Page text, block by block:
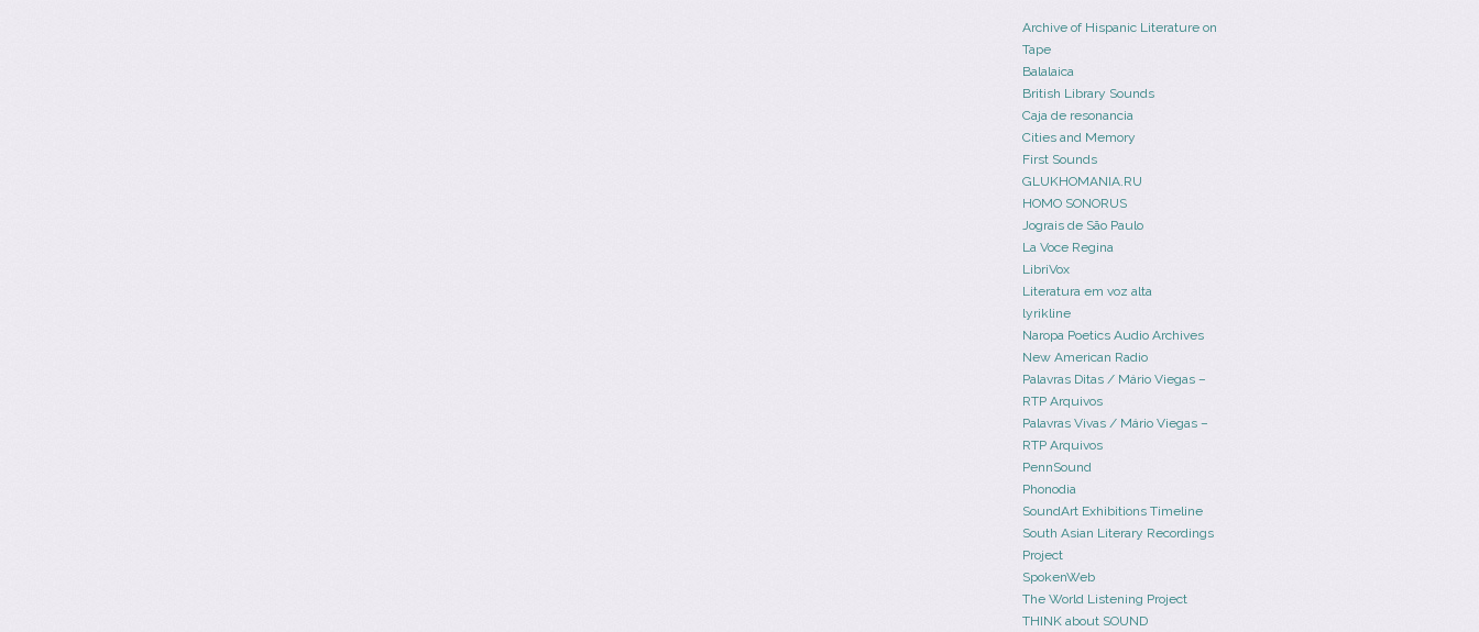
Archive of Hispanic Literature on
Tape
Balalaica
British Library Sounds
Caja de resonancia
Cities and Memory
First Sounds
GLUKHOMANIA.RU
HOMO SONORUS
Jograis de São Paulo
La Voce Regina
LibriVox
Literatura em voz alta
lyrikline
Naropa Poetics Audio Archives
New American Radio
Palavras Ditas / Mário Viegas –
RTP Arquivos
Palavras Vivas / Mário Viegas –
RTP Arquivos
PennSound
Phonodia
SoundArt Exhibitions Timeline
South Asian Literary Recordings
Project
SpokenWeb
The World Listening Project
THINK about SOUND